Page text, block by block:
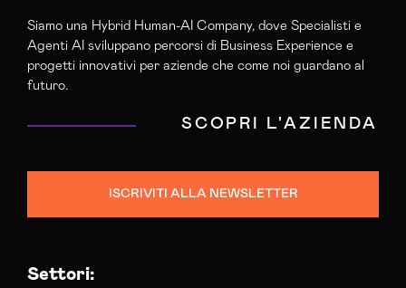
Siamo una Hybrid Human-AI Company, dove Specialisti e
Agenti AI sviluppano percorsi di Business Experience e
progetti innovativi per aziende che come noi guardano al
futuro.
SCOPRI L'AZIENDA
ISCRIVITI ALLA NEWSLETTER
Settori: